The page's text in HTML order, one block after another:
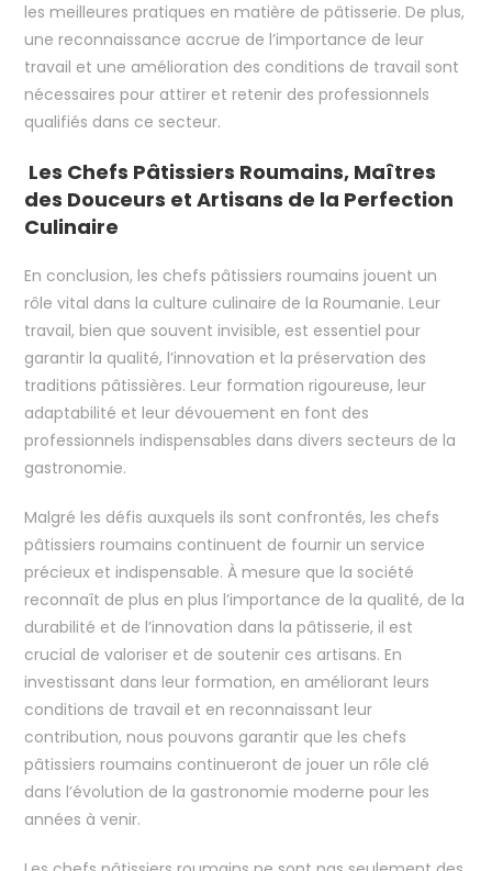
les meilleures pratiques en matière de pâtisserie. De plus,
une reconnaissance accrue de l’importance de leur
travail et une amélioration des conditions de travail sont
nécessaires pour attirer et retenir des professionnels
qualifiés dans ce secteur.
Les Chefs Pâtissiers Roumains, Maîtres
des Douceurs et Artisans de la Perfection
Culinaire
En conclusion, les chefs pâtissiers roumains jouent un
rôle vital dans la culture culinaire de la Roumanie. Leur
travail, bien que souvent invisible, est essentiel pour
garantir la qualité, l’innovation et la préservation des
traditions pâtissières. Leur formation rigoureuse, leur
adaptabilité et leur dévouement en font des
professionnels indispensables dans divers secteurs de la
gastronomie.
Malgré les défis auxquels ils sont confrontés, les chefs
pâtissiers roumains continuent de fournir un service
précieux et indispensable. À mesure que la société
reconnaît de plus en plus l’importance de la qualité, de la
durabilité et de l’innovation dans la pâtisserie, il est
crucial de valoriser et de soutenir ces artisans. En
investissant dans leur formation, en améliorant leurs
conditions de travail et en reconnaissant leur
contribution, nous pouvons garantir que les chefs
pâtissiers roumains continueront de jouer un rôle clé
dans l’évolution de la gastronomie moderne pour les
années à venir.